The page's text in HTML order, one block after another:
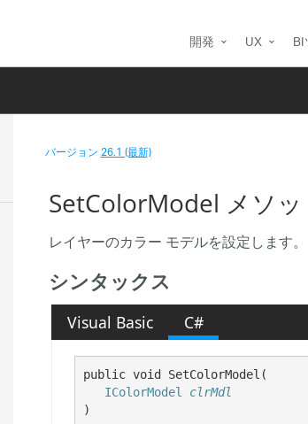
開発 UX
バージョン26.1 (最新)
SetColorModel メソッ
レイヤーのカラー モデルを設定します。
シンタックス
Visual Basic C#
public void SetColorModel(
IColorModel
clrMdl
)